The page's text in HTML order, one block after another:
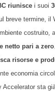
riunisce i suoi
breve termine, il
costruito,
netto pari a zero
risorse e
economia
sta